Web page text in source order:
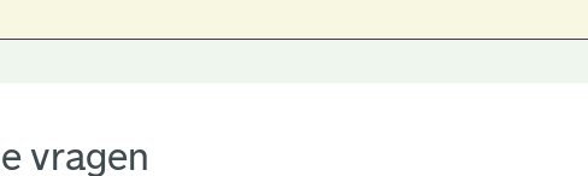
vragen